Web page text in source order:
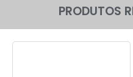
PRODUTOS